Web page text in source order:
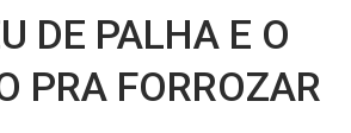
DE PALHA E O
PRA FORROZAR